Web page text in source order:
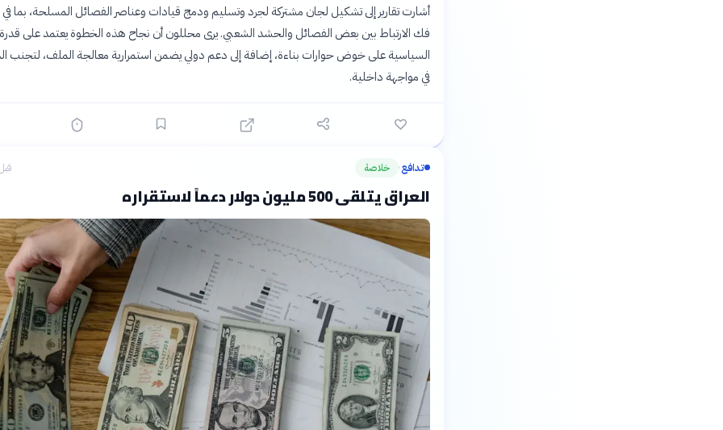
أشارت تقارير إلى تشكيل لجان مشتركة لجرد وتسليم ودمج قيادات وعناصر الفصائل المسلحة، بما
فك الارتباط بين بعض الفصائل والحشد الشعبي. يرى محللون أن نجاح هذه الخطوة يعتمد على
السياسية على خوض حوارات بناءة، إضافة إلى دعم دولي يضمن استمرارية معالجة الملف، لتجنب
في مواجهة داخلية.
تدافع› خلاصة قبل 15
العراق يتلقى 500 مليون دولار دعماً لاستقراره